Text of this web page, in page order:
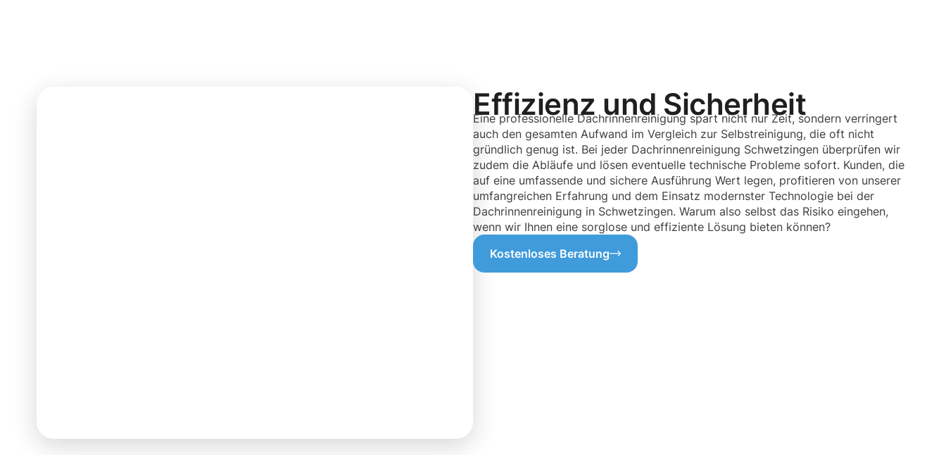
Effizienz und Sicherheit
Eine professionelle Dachrinnenreinigung spart nicht nur Zeit, sondern verringert
auch den gesamten Aufwand im Vergleich zur Selbstreinigung, die oft nicht
gründlich genug ist. Bei jeder Dachrinnenreinigung Schwetzingen überprüfen wir
zudem die Abläufe und lösen eventuelle technische Probleme sofort. Kunden, die
auf eine umfassende und sichere Ausführung Wert legen, profitieren von unserer
umfangreichen Erfahrung und dem Einsatz modernster Technologie bei der
Dachrinnenreinigung in Schwetzingen. Warum also selbst das Risiko eingehen,
wenn wir Ihnen eine sorglose und effiziente Lösung bieten können?
Kostenloses Beratung